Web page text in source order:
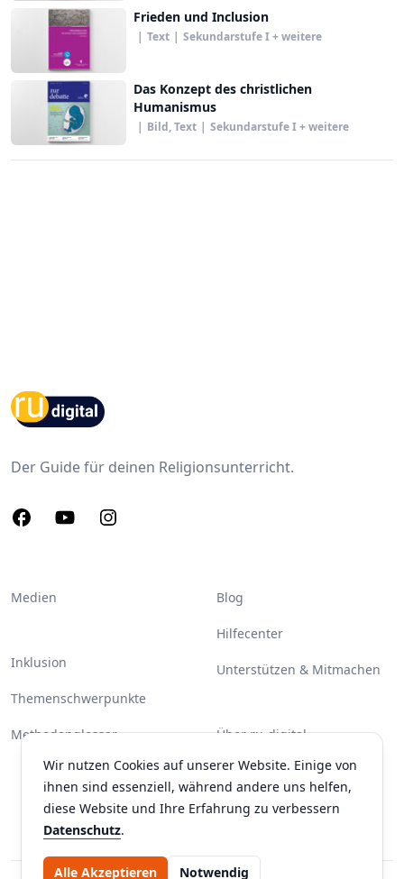
Frieden und Inclusion
| Text | Sekundarstufe I + weitere
Das Konzept des christlichen
Humanismus
| Bild, Text | Sekundarstufe I + weitere
Wir nutzen Cookies auf unserer Website. Einige von
ihnen sind essenziell, während andere uns helfen,
diese Website und Ihre Erfahrung zu verbessern
Datenschutz.
Alle Akzeptieren Notwendig
Footer
Der Guide für deinen Religionsunterricht.
FacebookYoutubeInstagram
Medien
Inklusion
Themenschwerpunkte
Methodenglossar
Blog
Hilfecenter
Unterstützen & Mitmachen
Über ru-digital
Partner & Unterstützer
Kontakt